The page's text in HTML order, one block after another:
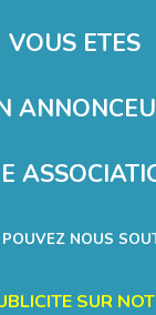
VOUS ETES
NOUS
SUR